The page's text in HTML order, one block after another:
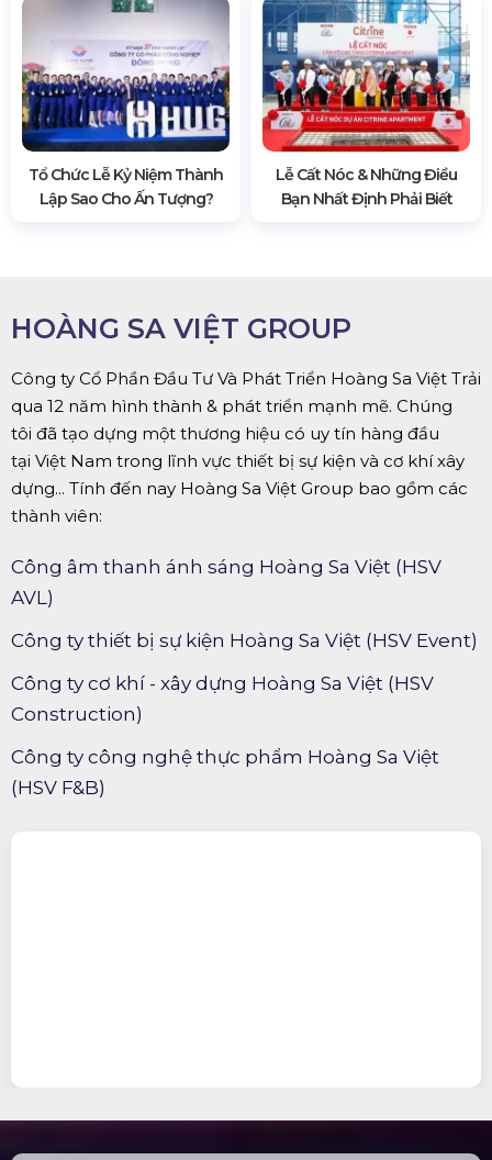
Tổ Chức Lễ Kỷ Niệm Thành
Lập Sao Cho Ấn Tượng?
Lễ Cất Nóc & Những Điều
Bạn Nhất Định Phải Biết
HOÀNG SA VIỆT GROUP
Công ty Cổ Phần Đầu Tư Và Phát Triển Hoàng Sa Việt Trải
qua 12 năm hình thành & phát triển mạnh mẽ. Chúng
tôi đã tạo dựng một thương hiệu có uy tín hàng đầu
tại Việt Nam trong lĩnh vực thiết bị sự kiện và cơ khí xây
dựng... Tính đến nay Hoàng Sa Việt Group bao gồm các
thành viên:
Công âm thanh ánh sáng Hoàng Sa Việt (HSV
AVL)
Công ty thiết bị sự kiện Hoàng Sa Việt (HSV Event)
Công ty cơ khí - xây dựng Hoàng Sa Việt (HSV
Construction)
Công ty công nghệ thực phẩm Hoàng Sa Việt
(HSV F&B)